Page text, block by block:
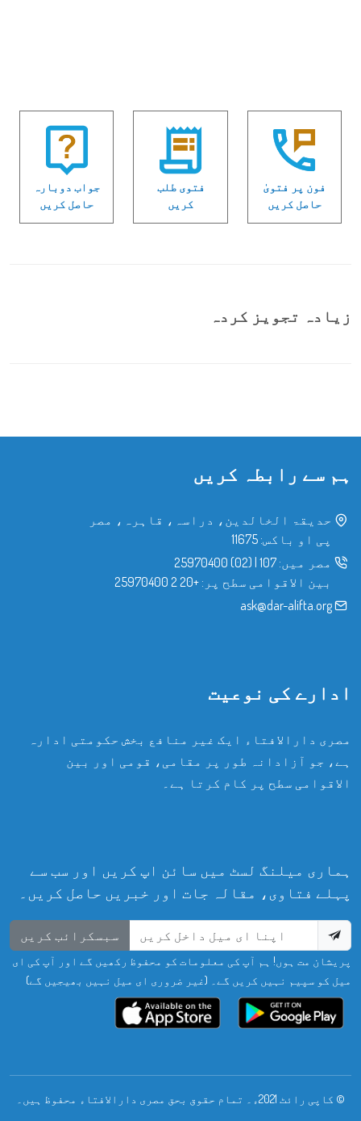
فون پر فتویٰ
حاصل کریں
فتوی طلب
کریں
جواب دوبارہ
حاصل کریں
زیادہ تجویز کردہ
ہم سے رابطہ کریں
حدیقۃ الخالدین، دراسہ، قاہرہ، مصر
پی او باکس: 11675
مصر میں: 107
|
(02) 25970400
بین الاقوامی سطح پر: +20 2 25970400
ask@dar-alifta.org
ادارے کی نوعیت
مصری دارالافتاء ایک غیر منافع بخش حکومتی ادارہ
ہے، جو آزادانہ طور پر مقامی، قومی اور بین
الاقوامی سطح پر کام کرتا ہے۔
ہماری میلنگ لسٹ میں سائن اپ کریں اور سب سے
پہلے فتاوی، مقالہ جات اور خبریں حاصل کریں۔
سبسکرائب کریں
پریشان مت ہوں! ہم آپ کی معلومات کو محفوظ رکھیں گے اور آپ کی ای
میل کو سپیم نہیں کریں گے۔ (غیر ضروری ای میل نہیں بھیجیں گے)
© کاپی رائٹ 2021ء۔ تمام حقوق بحق مصری دارالافتاء محفوظ ہیں۔